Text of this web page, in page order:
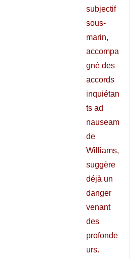
subjectif
sous-
marin,
accompa
gné des
accords
inquiétan
ts ad
nauseam
de
Williams,
suggère
déjà un
danger
venant
des
profonde
urs.